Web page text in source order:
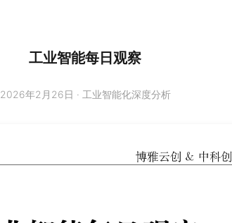
工业智能每日观察
2026年2月26日 · 工业智能化深度分析